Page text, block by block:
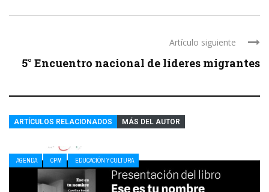
Artículo siguiente
5° Encuentro nacional de líderes migrantes
ARTÍCULOS RELACIONADOS MÁS DEL AUTOR
AGENDA CPM EDUCACIÓN Y CULTURA